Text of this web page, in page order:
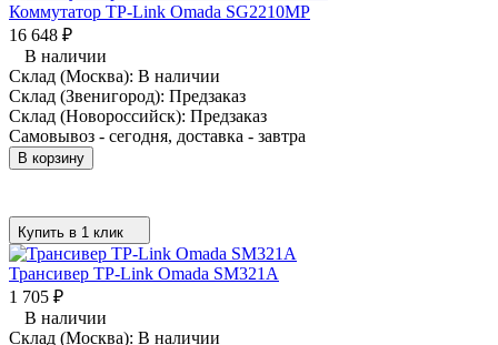
Коммутатор TP-Link Omada SG2210MP
16 648 ₽
В наличии
Склад (Москва): В наличии
Склад (Звенигород): Предзаказ
Склад (Новороссийск): Предзаказ
Самовывоз - сегодня, доставка - завтра
В корзину
Купить в 1 клик
Трансивер TP-Link Omada SM321A
1 705 ₽
В наличии
Склад (Москва): В наличии